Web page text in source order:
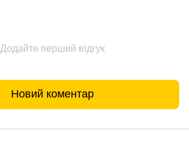
Додайте перший відгук
Новий коментар